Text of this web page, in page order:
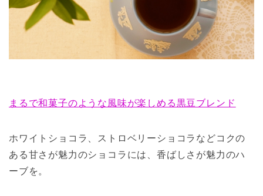
まるで和菓子のような風味が楽しめる黒豆ブレンド
ホワイトショコラ、ストロベリーショコラなどコクの
ある甘さが魅力のショコラには、香ばしさが魅力のハ
ーブを。